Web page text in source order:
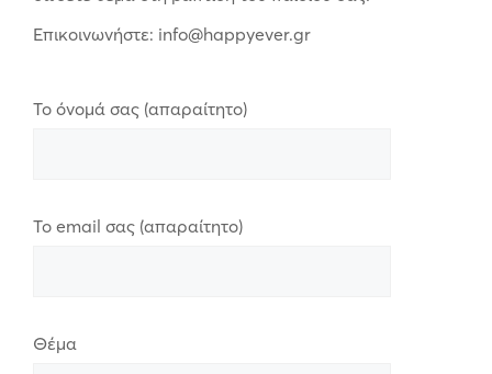
Επικοινωνήστε: info@happyever.gr
Το όνομά σας (απαραίτητο)
Το email σας (απαραίτητο)
Θέμα